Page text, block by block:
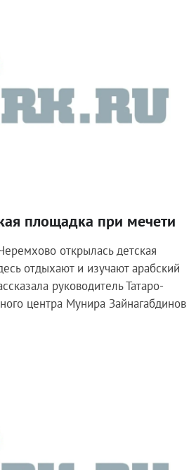
площадка при мечети
открылась детская
отдыхают и изучают арабский
руководитель Татаро-
центра Мунира Зайнагабдинов